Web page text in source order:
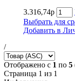
3.316,74р
Выбрать для
Добавить в
/
Отображено с 1 по 5
Страница 1 из 1